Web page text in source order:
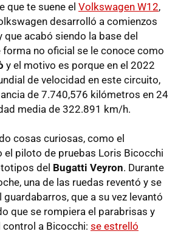
que te suene el Volkswagen W12,
desarrolló a comienzos
acabó siendo la base del
forma no oficial se le conoce como
y el motivo es porque en el 2022
de velocidad en este circuito,
de 7.740,576 kilómetros en 24
media de 322.891 km/h.
cosas curiosas, como el
el piloto de pruebas Loris Bicocchi
del Bugatti Veyron. Durante
una de las ruedas reventó y se
guardabarros, que a su vez levantó
que se rompiera el parabrisas y
control a Bicocchi: se estrelló